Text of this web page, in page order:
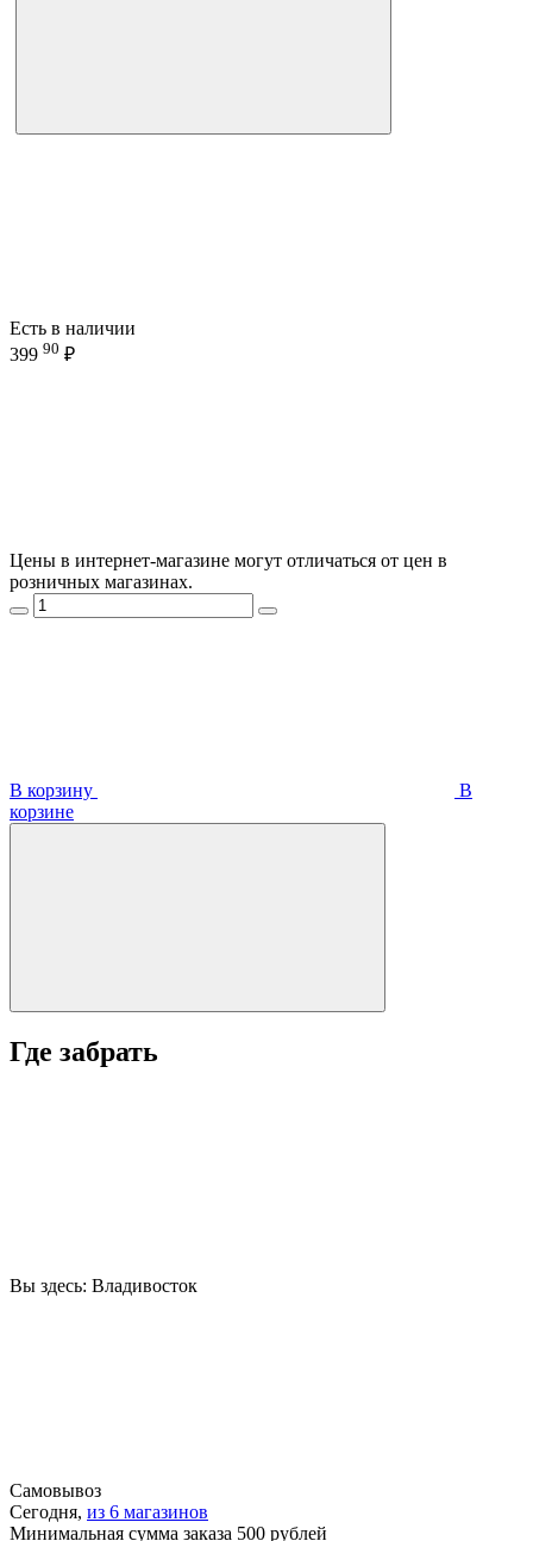
Есть в наличии
399 90 ₽
Цены в интернет-магазине могут отличаться от цен в
розничных магазинах.
В корзину
В
корзинe
Где забрать
Вы здесь: Владивосток
Самовывоз
Сегодня, из 6 магазинов
Минимальная сумма заказа 500 рублей